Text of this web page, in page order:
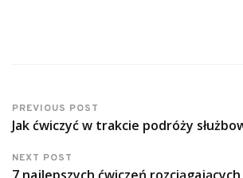
PREVIOUS POST
Jak ćwiczyć w trakcie podróży
NEXT POST
7 najlepszych ćwiczeń